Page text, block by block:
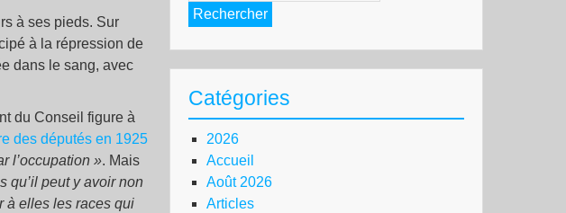
à ses pieds. Sur
à la répression de
dans le sang, avec
du Conseil figure à
des députés en 1925
l’occupation ». Mais
qu’il peut y avoir non
à elles les races qui
Catégories
2026
Accueil
Août 2026
Articles